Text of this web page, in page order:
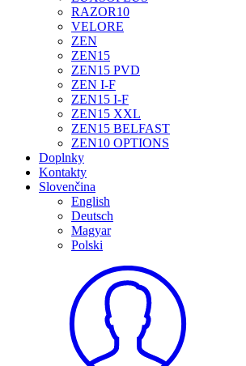
RAZOR10
VELORE
ZEN
ZEN15
ZEN15 PVD
ZEN I-F
ZEN15 I-F
ZEN15 XXL
ZEN15 BELFAST
ZEN10 OPTIONS
Doplnky
Kontakty
Slovenčina
English
Deutsch
Magyar
Polski